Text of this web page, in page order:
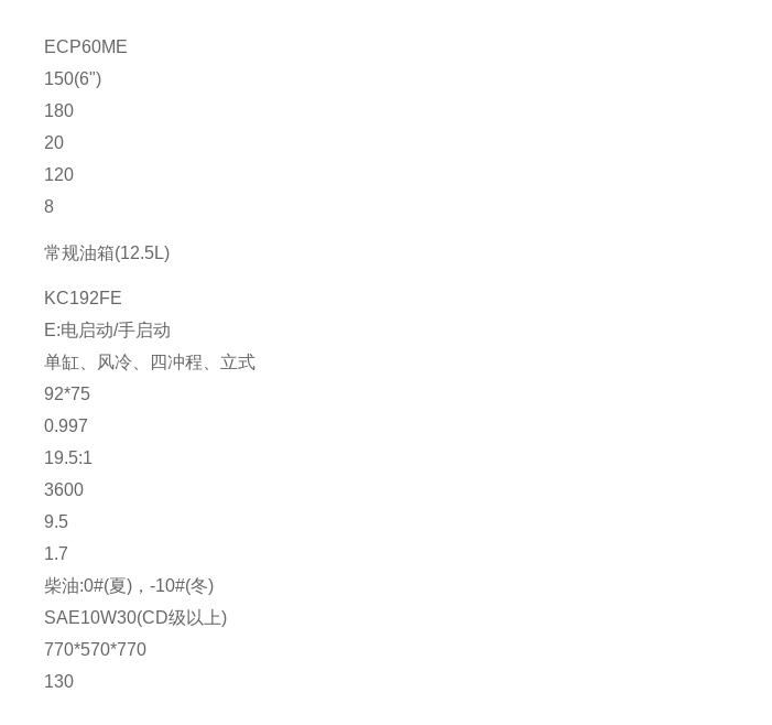
ECP60ME
150(6")
180
20
120
8
常规油箱(12.5L)
KC192FE
E:电启动/手启动
单缸、风冷、四冲程、立式
92*75
0.997
19.5:1
3600
9.5
1.7
柴油:0#(夏)，-10#(冬)
SAE10W30(CD级以上)
770*570*770
130